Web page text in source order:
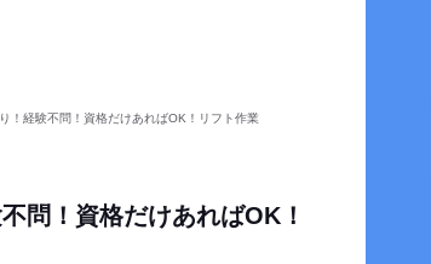
！経験不問！資格だけあればOK！リフト作業
問！資格だけあればOK！